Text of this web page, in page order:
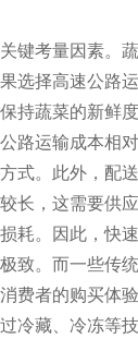
考量因素
择高速公
蔬菜的新鲜
运输成本
。此外，
，这需要供
。因此，
。而一些
费者的购买体验
藏、冷冻